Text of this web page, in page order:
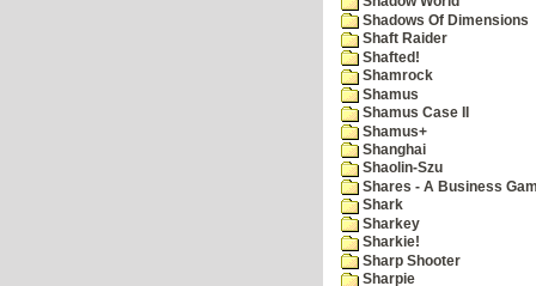
Shadows Of Dimensions
Shaft Raider
Shafted!
Shamrock
Shamus
Shamus Case II
Shamus+
Shanghai
Shaolin-Szu
Shares - A Business
Shark
Sharkey
Sharkie!
Sharp Shooter
Sharpie